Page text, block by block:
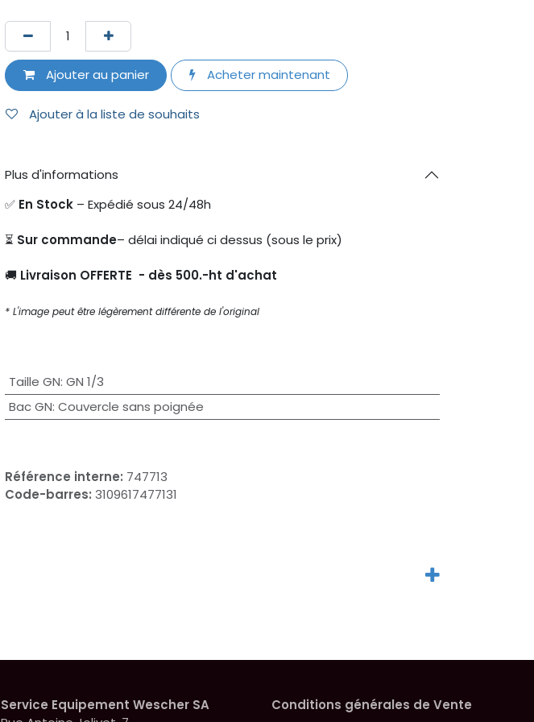
Ajouter au panier Acheter maintenant
Ajouter à la liste de souhaits
Plus d'informations
✅ En Stock – Expédié sous 24/48h
⏳ Sur commande– délai indiqué ci dessus (sous le prix)
🚚 Livraison OFFERTE - dès 500.-ht d'achat
* L'image peut être légèrement différente de l'original
Taille GN: GN 1/3
Bac GN: Couvercle sans poignée
Référence interne: 747713
Code-barres: 3109617477131
Service Equipement Wescher SA
Conditions générales de Vente